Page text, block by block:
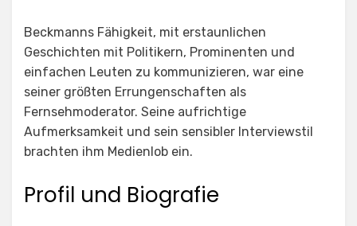
Beckmanns Fähigkeit, mit erstaunlichen
Geschichten mit Politikern, Prominenten und
einfachen Leuten zu kommunizieren, war eine
seiner größten Errungenschaften als
Fernsehmoderator. Seine aufrichtige
Aufmerksamkeit und sein sensibler Interviewstil
brachten ihm Medienlob ein.
Profil und Biografie